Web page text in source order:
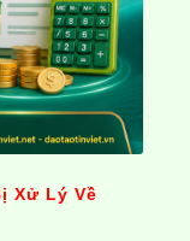
Xử Lý Về